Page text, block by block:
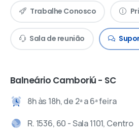
Trabalhe Conosco
Sala de reunião
Balneário Camboriú - SC
8h às 18h, de 2ª a 6ª feira
R. 1536, 60 - Sala 1101, Centro